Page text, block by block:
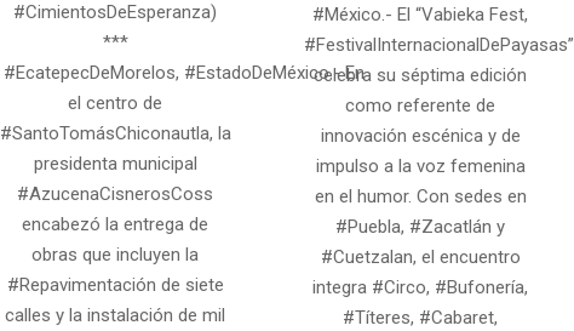
#CimientosDeEsperanza)
***
#EcatepecDeMorelos, #EstadoDeMéxico.- En
el centro de
#SantoTomásChiconautla, la
presidenta municipal
#AzucenaCisnerosCoss
encabezó la entrega de
obras que incluyen la
#Repavimentación de siete
calles y la instalación de mil
#México.- El “Vabieka Fest,
#FestivalInternacionalDePayasas”
celebra su séptima edición
como referente de
innovación escénica y de
impulso a la voz femenina
en el humor. Con sedes en
#Puebla, #Zacatlán y
#Cuetzalan, el encuentro
integra #Circo, #Bufonería,
#Títeres, #Cabaret,